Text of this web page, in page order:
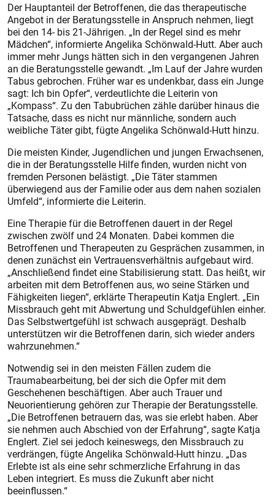
Der Hauptanteil der Betroffenen, die das therapeutische
Angebot in der Beratungsstelle in Anspruch nehmen, liegt
bei den 14- bis 21-Jährigen. „In der Regel sind es mehr
Mädchen“, informierte Angelika Schönwald-Hutt. Aber auch
immer mehr Jungs hätten sich in den vergangenen Jahren
an die Beratungsstelle gewandt. „Im Lauf der Jahre wurden
Tabus gebrochen. Früher war es undenkbar, dass ein Junge
sagt: Ich bin Opfer“, verdeutlichte die Leiterin von
„Kompass“. Zu den Tabubrüchen zähle darüber hinaus die
Tatsache, dass es nicht nur männliche, sondern auch
weibliche Täter gibt, fügte Angelika Schönwald-Hutt hinzu.
Die meisten Kinder, Jugendlichen und jungen Erwachsenen,
die in der Beratungsstelle Hilfe finden, wurden nicht von
fremden Personen belästigt. „Die Täter stammen
überwiegend aus der Familie oder aus dem nahen sozialen
Umfeld“, informierte die Leiterin.
Eine Therapie für die Betroffenen dauert in der Regel
zwischen zwölf und 24 Monaten. Dabei kommen die
Betroffenen und Therapeuten zu Gesprächen zusammen, in
denen zunächst ein Vertrauensverhältnis aufgebaut wird.
„Anschließend findet eine Stabilisierung statt. Das heißt, wir
arbeiten mit dem Betroffenen aus, wo seine Stärken und
Fähigkeiten liegen“, erklärte Therapeutin Katja Englert. „Ein
Missbrauch geht mit Abwertung und Schuldgefühlen einher.
Das Selbstwertgefühl ist schwach ausgeprägt. Deshalb
unterstützen wir die Betroffenen darin, sich wieder anders
wahrzunehmen.“
Notwendig sei in den meisten Fällen zudem die
Traumabearbeitung, bei der sich die Opfer mit dem
Geschehenen beschäftigen. Aber auch Trauer und
Neuorientierung gehören zur Therapie der Beratungsstelle.
„Die Betroffenen betrauern das, was sie erlebt haben. Aber
sie nehmen auch Abschied von der Erfahrung“, sagte Katja
Englert. Ziel sei jedoch keineswegs, den Missbrauch zu
verdrängen, fügte Angelika Schönwald-Hutt hinzu. „Das
Erlebte ist als eine sehr schmerzliche Erfahrung in das
Leben integriert. Es muss die Zukunft aber nicht
beeinflussen.“